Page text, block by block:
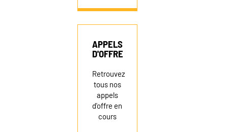
APPELS
D'OFFRE
Retrouvez
tous nos
appels
d'offre en
cours